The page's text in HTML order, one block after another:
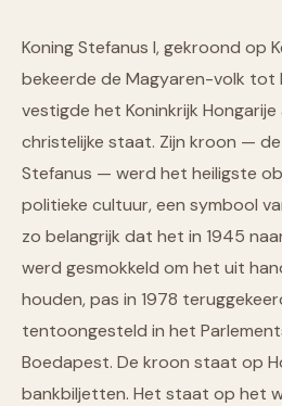
Koning Stefanus I, gekroond op
bekeerde de Magyaren-volk tot
vestigde het Koninkrijk Hongarije
christelijke staat. Zijn kroon — de
Stefanus — werd het heiligste
politieke cultuur, een symbool
zo belangrijk dat het in 1945
werd gesmokkeld om het uit
houden, pas in 1978
tentoongesteld in het
Boedapest. De kroon staat op
bankbiljetten. Het staat op het